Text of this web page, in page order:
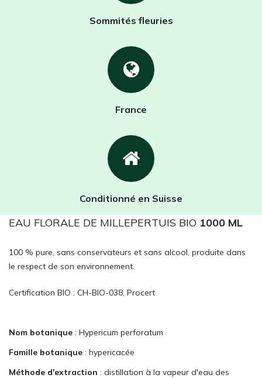
Sommités fleuries
France
Conditionné en Suisse
EAU FLORALE DE MILLEPERTUIS BIO 1000 ML
100 % pure, sans conservateurs et sans alcool, produite dans
le respect de son environnement.
Certification BIO : CH-BIO-038, Procert
Nom botanique : Hypericum perforatum
Famille botanique : hypericacée
Méthode d'extraction : distillation à la vapeur d'eau des